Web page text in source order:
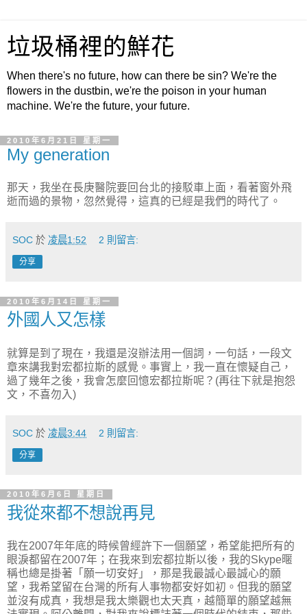
垃圾桶裡的鮮花
When there's no future, how can there be sin? We're the
flowers in the dustbin, we're the poison in your human
machine. We're the future, your future.
2010年6月21日 星期一
My generation
那天，我坐在長庚醫院要回台北的接駁車上面，看著窗外飛
逝而過的景物，忽然覺得，這真的已經是我們的時代了。
SOC 於 凌晨1:52 2 則留言:
分享
2010年6月14日 星期一
外國人又怎樣
就算是到了現在，我還是沒辦法用一個詞，一句話，一段文
章來講我對宏都拉斯的感覺。事實上，我一直在懷疑自己，
過了幾年之後，我會怎麼回憶宏都拉斯呢？(再往下就是抱怨
文，不喜勿入)
SOC 於 凌晨3:44 2 則留言:
分享
2010年6月6日 星期日
我從來都不想說再見
我在2007年年底的時候曾經許下一個願望，希望能把所有的
眼淚都留在2007年；在我來到宏都拉斯以後，我的Skype暱
稱也總是掛著「願一切安好」，那是我最誠心最誠心的願
望，我希望留在台灣的所有人事物都安好如初。但我的願望
並沒有成真，我想是我太樂觀也太天真，越簡單的願望越無